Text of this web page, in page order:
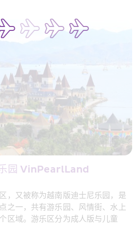
园 VinPearlLand
，又被称为越南版迪士尼乐园，是
之一，共有游乐园、风情街、水上
区域。游乐区分为成人版与儿童